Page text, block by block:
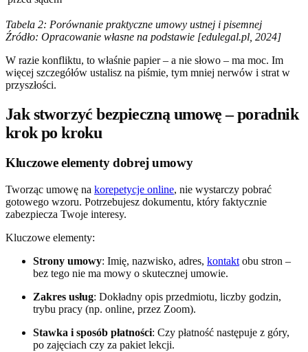
Tabela 2: Porównanie praktyczne umowy ustnej i pisemnej
Źródło: Opracowanie własne na podstawie [edulegal.pl, 2024]
W razie konfliktu, to właśnie papier – a nie słowo – ma moc. Im
więcej szczegółów ustalisz na piśmie, tym mniej nerwów i strat w
przyszłości.
Jak stworzyć bezpieczną umowę – poradnik
krok po kroku
Kluczowe elementy dobrej umowy
Tworząc umowę na korepetycje online, nie wystarczy pobrać
gotowego wzoru. Potrzebujesz dokumentu, który faktycznie
zabezpiecza Twoje interesy.
Kluczowe elementy:
Strony umowy: Imię, nazwisko, adres, kontakt obu stron –
bez tego nie ma mowy o skutecznej umowie.
Zakres usług: Dokładny opis przedmiotu, liczby godzin,
trybu pracy (np. online, przez Zoom).
Stawka i sposób płatności: Czy płatność następuje z góry,
po zajęciach czy za pakiet lekcji.